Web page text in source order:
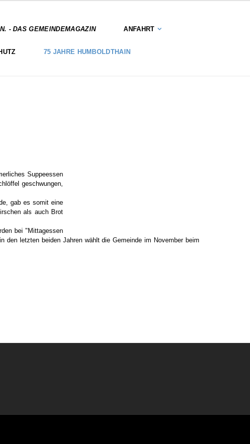
- DAS GEMEINDEMAGAZIN ANFAHRT
75 JAHRE HUMBOLDTHAIN
Suppeessen
geschwungen,
gab es somit eine
als auch Brot
bei "Mittagessen
letzten beiden Jahren wählt die Gemeinde im November beim